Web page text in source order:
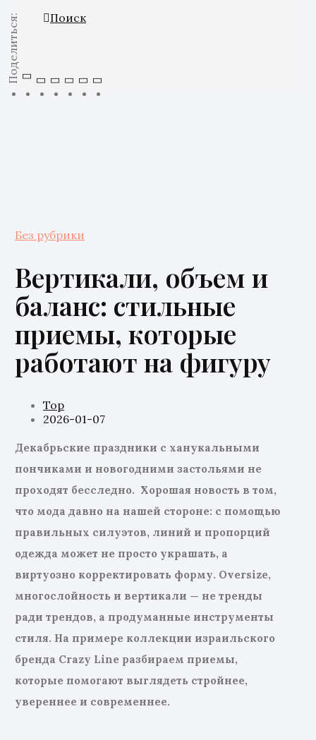
Поиск
Поделиться:
Без рубрики
Вертикали, объем и
баланс: стильные
приемы, которые
работают на фигуру
Top
2026-01-07
Декабрьские праздники с ханукальными
пончиками и новогодними застольями не
проходят бесследно. Хорошая новость в том,
что мода давно на нашей стороне: с помощью
правильных силуэтов, линий и пропорций
одежда может не просто украшать, а
виртуозно корректировать форму. Oversize,
многослойность и вертикали — не тренды
ради трендов, а продуманные инструменты
стиля. На примере коллекции израильского
бренда Crazy Line разбираем приемы,
которые помогают выглядеть стройнее,
увереннее и современнее.